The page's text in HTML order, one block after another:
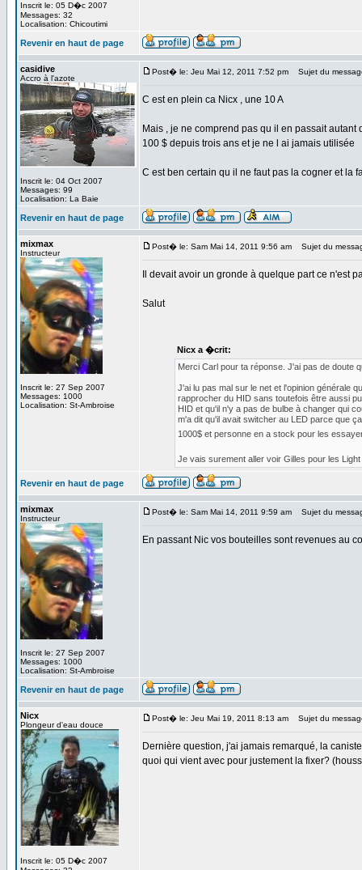
Inscrit le: 05 D�c 2007
Messages: 32
Localisation: Chicoutimi
Revenir en haut de page
casidive
Accro à l'azote
Inscrit le: 04 Oct 2007
Messages: 99
Localisation: La Baie
Post� le: Jeu Mai 12, 2011 7:52 pm Sujet du
C est en plein ca Nicx , une 10 A
Mais , je ne comprend pas qu il en passait
100 $ depuis trois ans et je ne l ai jamais utilisée
C est ben certain qu il ne faut pas la cogner et la
Revenir en haut de page
mixmax
Instructeur
Inscrit le: 27 Sep 2007
Messages: 1000
Localisation: St-Ambroise
Post� le: Sam Mai 14, 2011 9:56 am Sujet du
Il devait avoir un gronde à quelque part ce n'est
Salut
Nicx a �crit:
Merci Carl pour ta réponse. J'ai pas de doute
J'ai lu pas mal sur le net et l'opinion générale
rapprocher du HID sans toutefois être aussi
HID et qu'il n'y a pas de bulbe à changer qui
m'a dit qu'il avait switcher au LED parce que
1000$ et personne en a stock pour les
Je vais surement aller voir Gilles pour les
Revenir en haut de page
mixmax
Instructeur
Inscrit le: 27 Sep 2007
Messages: 1000
Localisation: St-Ambroise
Post� le: Sam Mai 14, 2011 9:59 am Sujet du
En passant Nic vos bouteilles sont revenues au
Revenir en haut de page
Nicx
Plongeur d'eau douce
Inscrit le: 05 D�c 2007
Post� le: Jeu Mai 19, 2011 8:13 am Sujet du
Dernière question, j'ai jamais remarqué, la
quoi qui vient avec pour justement la fixer?